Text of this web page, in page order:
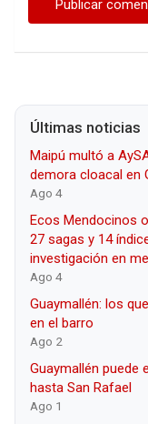
Últimas noticias
Maipú multó a
demora cloacal en
Ago 4
Ecos Mendocinos
27 sagas y 14
investigación en
Ago 4
Guaymallén: los
en el barro
Ago 2
Guaymallén puede
hasta San Rafael
Ago 1